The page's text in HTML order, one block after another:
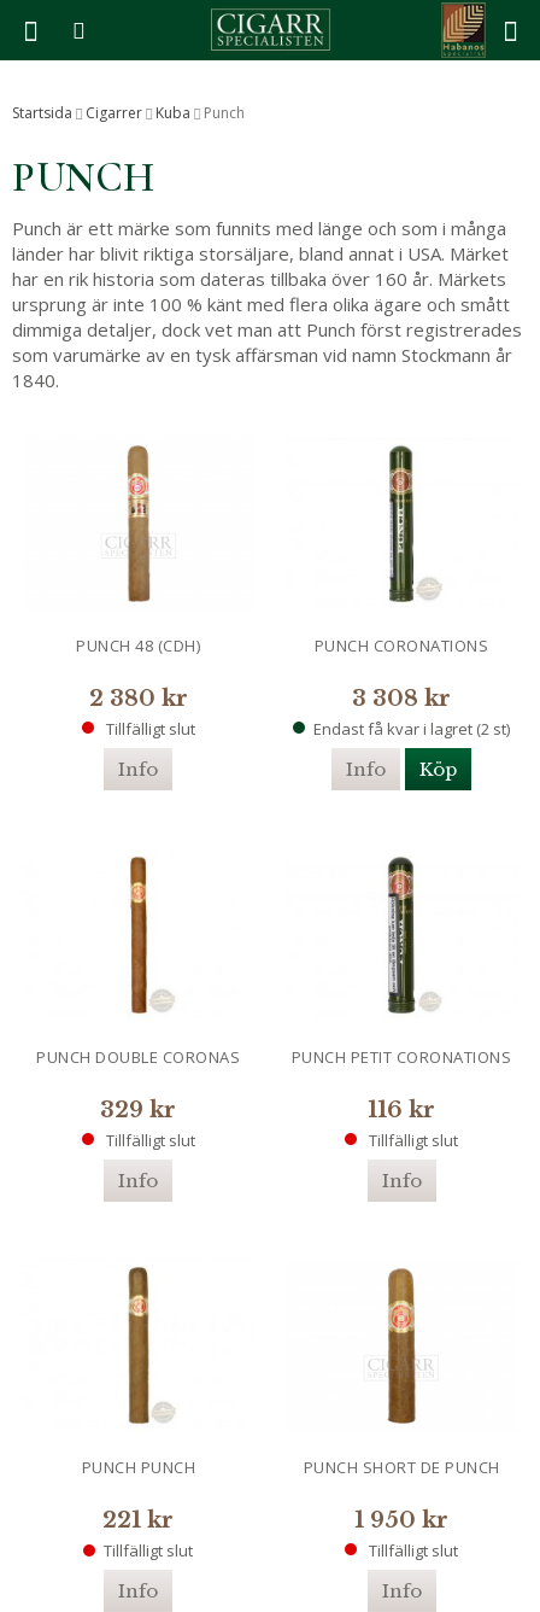
Produkten har blivit tillagd i varukorgen
Startsida Cigarrer Kuba Punch
PUNCH
Punch är ett märke som funnits med länge och som i många
länder har blivit riktiga storsäljare, bland annat i USA. Märket
har en rik historia som dateras tillbaka över 160 år. Märkets
ursprung är inte 100 % känt med flera olika ägare och smått
dimmiga detaljer, dock vet man att Punch först registrerades
som varumärke av en tysk affärsman vid namn Stockmann år
1840.
PUNCH 48 (CDH)
2 380 kr
Tillfälligt slut
Info
PUNCH CORONATIONS
3 308 kr
Endast få kvar i lagret (2 st)
Info Köp
PUNCH DOUBLE CORONAS
329 kr
Tillfälligt slut
Info
PUNCH PETIT CORONATIONS
116 kr
Tillfälligt slut
Info
PUNCH PUNCH
221 kr
Tillfälligt slut
Info
PUNCH SHORT DE PUNCH
1 950 kr
Tillfälligt slut
Info